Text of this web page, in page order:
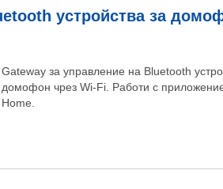
устройства за
Gateway за управление на Bluetooth
домофон чрез Wi-Fi. Работи с
Home.